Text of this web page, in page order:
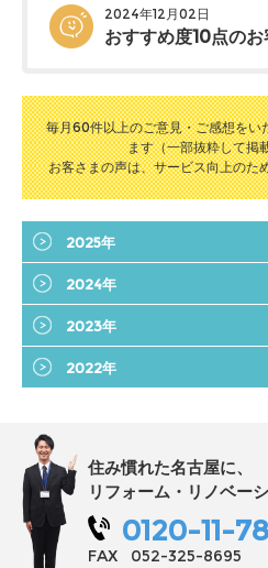
2024年12月02日
おすすめ度10点のお
毎月60件以上のご意見・ご感想をい
ます（一部抜粋して掲
お客さまの声は、サービス向上のた
2025年
2024年
2023年
2022年
住み慣れた名古屋に、
リフォーム・リノベー
0120-11-
FAX 052-325-8695